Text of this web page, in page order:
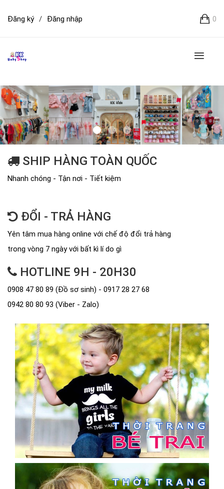
0
Đăng ký / Đăng nhập
SHIP HÀNG TOÀN QUỐC
Nhanh chóng - Tận nơi - Tiết kiệm
ĐỔI - TRẢ HÀNG
Yên tâm mua hàng online với chế độ đổi trả hàng
trong vòng 7 ngày với bất kì lí do gì
HOTLINE 9H - 20H30
0908 47 80 89 (Đồ sơ sinh) - 0917 28 27 68
0942 80 80 93 (Viber - Zalo)